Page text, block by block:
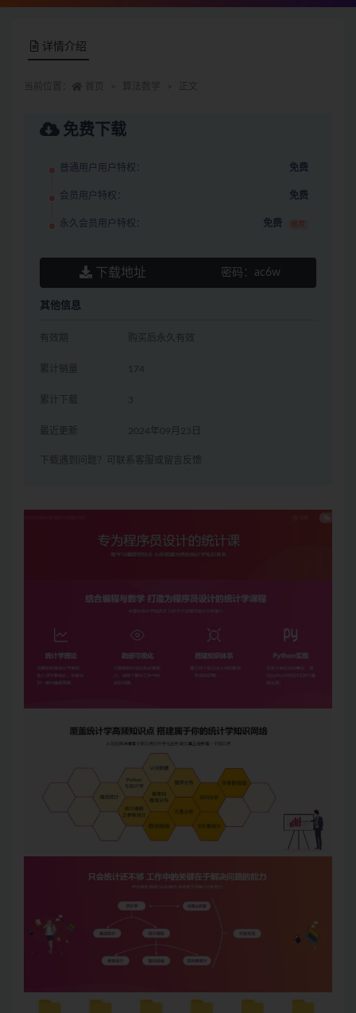
详情介绍
免费下载
普通用户用户特权： 免费
会员用户特权： 免费
永久会员用户特权： 免费 推荐
下载地址 密码： ac6w
其他信息
有效期 购买后永久有效
累计销量 174
累计下载 3
最近更新 2024年09月23日
下载遇到问题？可联系客服或留言反馈